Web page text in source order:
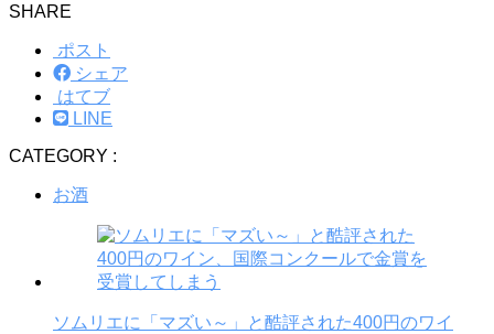
SHARE
ポスト
シェア
はてブ
LINE
CATEGORY :
お酒
ソムリエに「マズい～」と酷評された400円のワイ